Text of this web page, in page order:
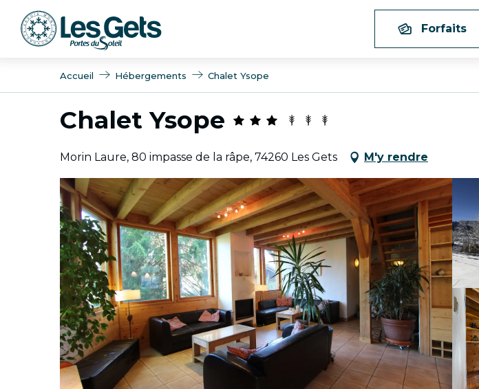
contenu
Forfaits
Accueil Hébergements Chalet Ysope
Chalet Ysope
Morin Laure, 80 impasse de la râpe, 74260 Les Gets M'y rendre